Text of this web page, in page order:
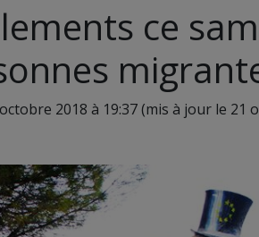
ce
2018 à 19:37 (mis à jour le 21